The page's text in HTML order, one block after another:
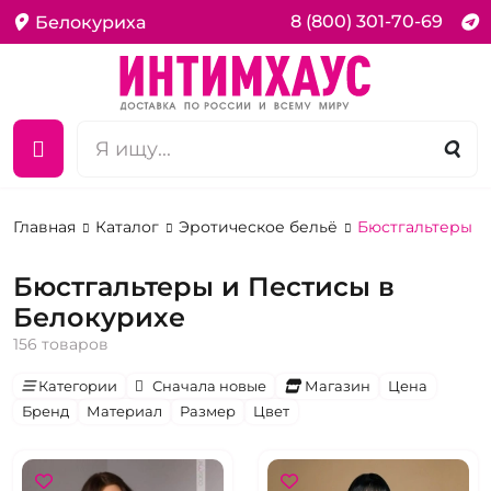
Белокуриха 8 (800) 301-70-69
Главная Каталог Эротическое бельё Бюстгальтеры
Бюстгальтеры и Пестисы в
Белокурихе
156 товаров
Категории Сначала новые Магазин
Цена
Бренд
Материал Размер Цвет